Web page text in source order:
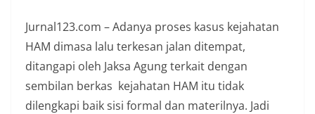
Jurnal123.com – Adanya proses kasus kejahatan
HAM dimasa lalu terkesan jalan ditempat,
ditangapi oleh Jaksa Agung terkait dengan
sembilan berkas kejahatan HAM itu tidak
dilengkapi baik sisi formal dan materilnya. Jadi